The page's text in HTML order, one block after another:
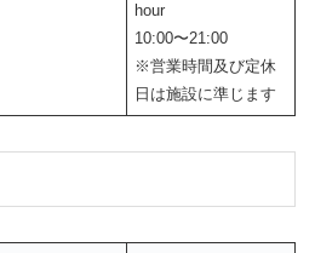
hour
10:00〜21:00
※営業時間及び定休
日は施設に準じます